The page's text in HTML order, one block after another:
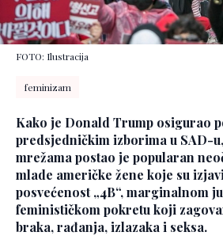
FOTO: Ilustracija
feminizam
Kako je Donald Trump osigurao
predsjedničkim izborima u SAD-
mrežama postao je popularan
mlade američke žene koje su
posvećenost „4B“, marginalnom
feminističkom pokretu koji
braka, rađanja, izlazaka i seksa.